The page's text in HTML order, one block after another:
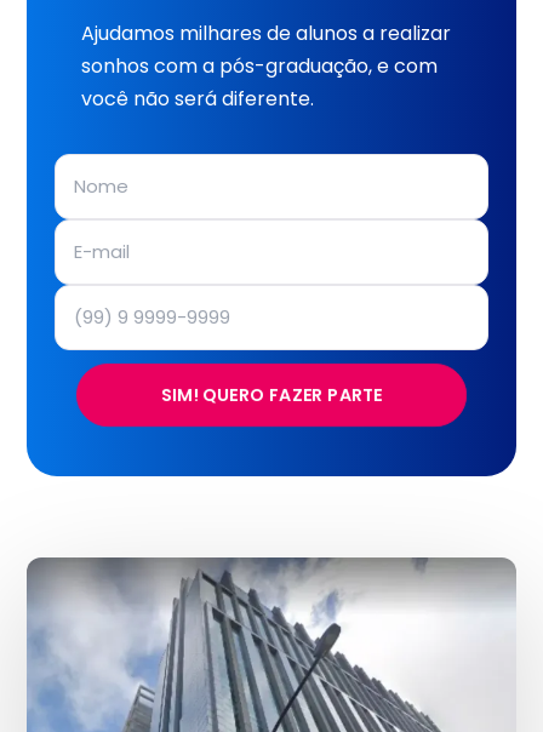
Ajudamos milhares de alunos a realizar
sonhos com a pós-graduação, e com
você não será diferente.
SIM! QUERO FAZER PARTE